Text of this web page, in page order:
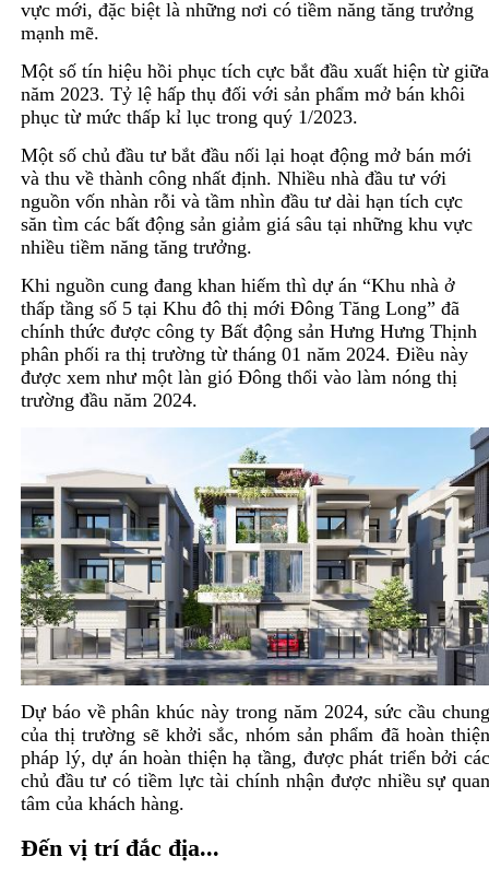
vực mới, đặc biệt là những nơi có tiềm năng tăng trưởng
mạnh mẽ.
Một số tín hiệu hồi phục tích cực bắt đầu xuất hiện từ giữa
năm 2023. Tỷ lệ hấp thụ đối với sản phẩm mở bán khôi
phục từ mức thấp kỉ lục trong quý 1/2023.
Một số chủ đầu tư bắt đầu nối lại hoạt động mở bán mới
và thu về thành công nhất định. Nhiều nhà đầu tư với
nguồn vốn nhàn rỗi và tầm nhìn đầu tư dài hạn tích cực
săn tìm các bất động sản giảm giá sâu tại những khu vực
nhiều tiềm năng tăng trưởng.
Khi nguồn cung đang khan hiếm thì dự án “Khu nhà ở
thấp tầng số 5 tại Khu đô thị mới Đông Tăng Long” đã
chính thức được công ty Bất động sản Hưng Hưng Thịnh
phân phối ra thị trường từ tháng 01 năm 2024. Điều này
được xem như một làn gió Đông thổi vào làm nóng thị
trường đầu năm 2024.
Dự báo về phân khúc này trong năm 2024, sức cầu
của thị trường sẽ khởi sắc, nhóm sản phẩm đã hoàn
pháp lý, dự án hoàn thiện hạ tầng, được phát triển bởi
chủ đầu tư có tiềm lực tài chính nhận được nhiều sự
tâm của khách hàng.
Đến vị trí đắc địa...